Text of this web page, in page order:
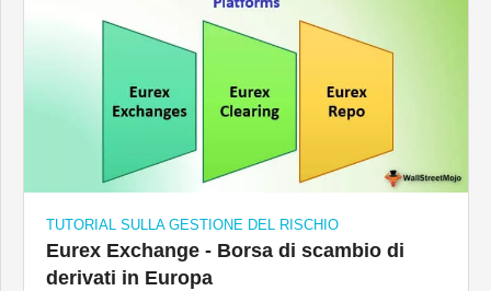
TUTORIAL SULLA GESTIONE DEL RISCHIO
Eurex Exchange - Borsa di scambio di
derivati ​​in Europa